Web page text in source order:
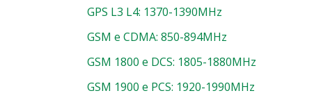
GPS L3 L4: 1370-1390MHz
GSM e CDMA: 850-894MHz
GSM 1800 e DCS: 1805-1880MHz
GSM 1900 e PCS: 1920-1990MHz